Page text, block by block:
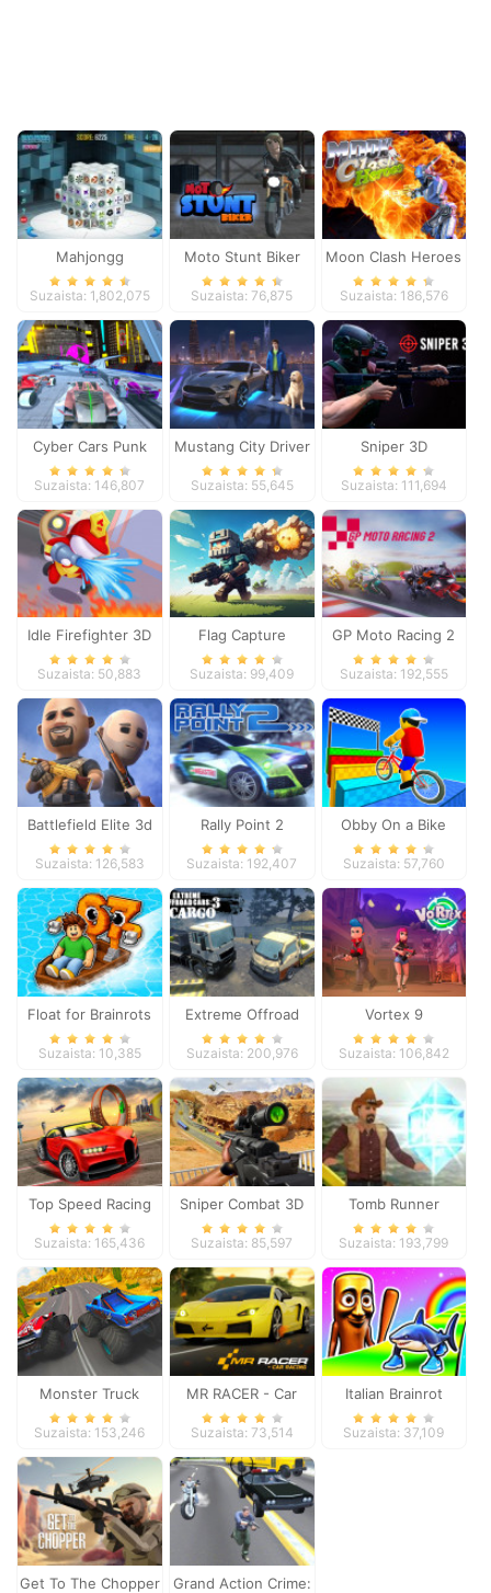
Mahjongg
Dimensions
Suzaista: 1,802,075
Moto Stunt Biker
Suzaista: 76,875
Moon Clash Heroes
Suzaista: 186,576
Cyber Cars Punk
Racing
Suzaista: 146,807
Mustang City Driver
Suzaista: 55,645
Sniper 3D
Suzaista: 111,694
Idle Firefighter 3D
Suzaista: 50,883
Flag Capture
Suzaista: 99,409
GP Moto Racing 2
Suzaista: 192,555
Battlefield Elite 3d
Suzaista: 126,583
Rally Point 2
Suzaista: 192,407
Obby On a Bike
Suzaista: 57,760
Float for Brainrots
Suzaista: 10,385
Extreme Offroad
Cars 3: Cargo
Suzaista: 200,976
Vortex 9
Suzaista: 106,842
Top Speed Racing
3D
Suzaista: 165,436
Sniper Combat 3D
Suzaista: 85,597
Tomb Runner
Suzaista: 193,799
Monster Truck
Extreme Racing
Suzaista: 153,246
MR RACER - Car
Racing
Suzaista: 73,514
Italian Brainrot
Survive Parkour
Suzaista: 37,109
Get To The Chopper
Grand Action Crime: